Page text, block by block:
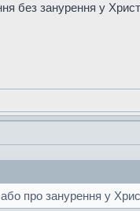
без занурення у
про занурення у